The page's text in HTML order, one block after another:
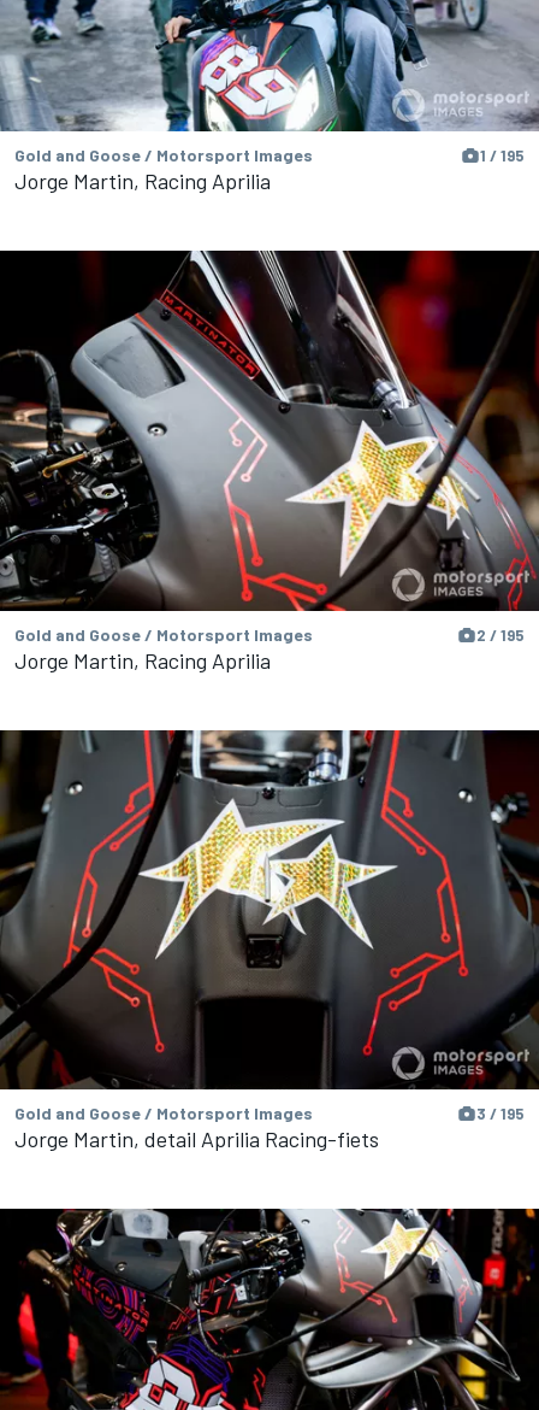
Gold and Goose / Motorsport Images 1 / 195
Jorge Martin, Racing Aprilia
Gold and Goose / Motorsport Images 2 / 195
Jorge Martin, Racing Aprilia
Gold and Goose / Motorsport Images 3 / 195
Jorge Martin, detail Aprilia Racing-fiets